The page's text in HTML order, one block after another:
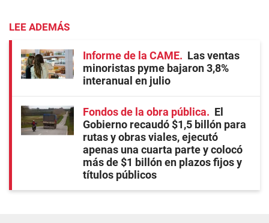
LEE ADEMÁS
Informe de la CAME
Las ventas
minoristas pyme bajaron 3,8%
interanual en julio
Fondos de la obra pública
El
Gobierno recaudó $1,5 billón para
rutas y obras viales, ejecutó
apenas una cuarta parte y colocó
más de $1 billón en plazos fijos y
títulos públicos